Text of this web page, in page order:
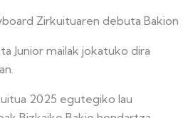
Zirkuituaren debuta Bakion
Junior mailak jokatuko dira
2025 egutegiko lau